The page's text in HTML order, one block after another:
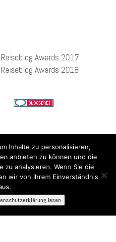
Awards 2017
Awards 2018
Inhalte zu personalisieren,
anbieten zu können und die
zu analysieren. Wenn Sie die
wir von Ihrem Einverständnis
lesen